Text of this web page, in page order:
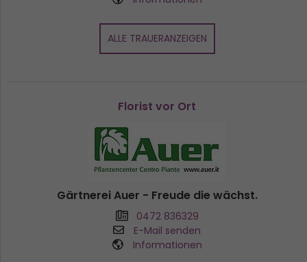
ALLE TRAUERANZEIGEN
Florist vor Ort
Gärtnerei Auer - Freude die wächst.
0472 836329
E-Mail senden
Informationen